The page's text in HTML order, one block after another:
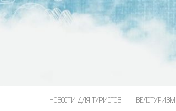
НОВОСТИ ДЛЯ ТУРИСТОВ ВЕЛОТУРИЗМ